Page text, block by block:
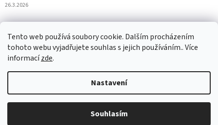
Tento web používá soubory cookie. Dalším procházením
tohoto webu vyjadřujete souhlas s jejich používáním.. Více
informacízde.
Nastavení
Souhlasím
26.3.2026
Vytvořil Shoptet
AZAobuv. Všechna práva vyhrazena.